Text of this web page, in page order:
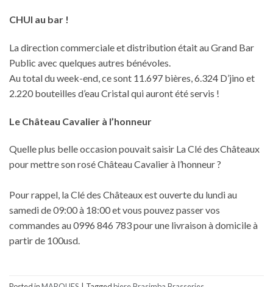
CHUI au bar !
La direction commerciale et distribution était au Grand Bar
Public avec quelques autres bénévoles.
Au total du week-end, ce sont 11.697 bières, 6.324 D’jino et
2.220 bouteilles d’eau Cristal qui auront été servis !
Le Château Cavalier à l’honneur
Quelle plus belle occasion pouvait saisir La Clé des Châteaux
pour mettre son rosé Château Cavalier à l’honneur ?
Pour rappel, la Clé des Châteaux est ouverte du lundi au
samedi de 09:00 à 18:00 et vous pouvez passer vos
commandes au 0996 846 783 pour une livraison à domicile à
partir de 100usd.